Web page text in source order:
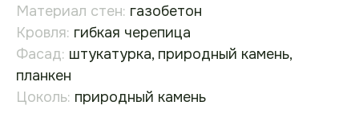
Материал стен: газобетон
Кровля: гибкая черепица
Фасад: штукатурка, природный камень,
планкен
Цоколь: природный камень